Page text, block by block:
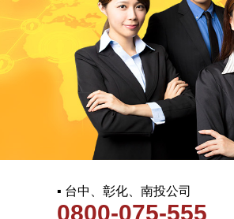
▪ 台中、彰化、南投公司
0800-075-555